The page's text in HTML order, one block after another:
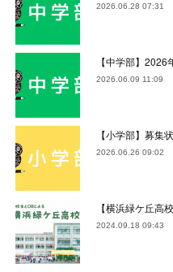
2026.06.28 07:31
【中学部】
2026.06.09 11:09
【小学部】募集
2026.06.26 09:02
【横浜緑ケ丘高
2024.09.18 09:43